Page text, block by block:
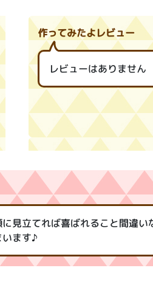
作ってみたよレビュー
レビューはありません
見立てれば喜ばれること間違
ます♪